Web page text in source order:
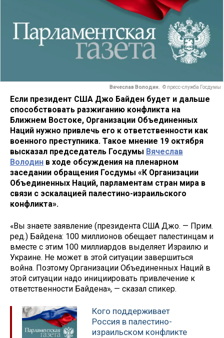
Вячеслав Володин. © пресс-служба Госдумы
Если президент США Джо Байден будет и дальше
способствовать разжиганию конфликта на
Ближнем Востоке, Организации Объединенных
Наций нужно привлечь его к ответственности как
военного преступника. Такое мнение 19 октября
высказал председатель Госдумы Вячеслав
Володин в ходе обсуждения на пленарном
заседании обращения Госдумы «К Организации
Объединенных Наций, парламентам стран мира в
связи с эскалацией палестино-израильского
конфликта».
«Вы знаете заявление (президента США Джо. — Прим.
ред.) Байдена: 100 миллионов обещает палестинцам и
вместе с этим 100 миллиардов выделяет Израилю и
Украине. Не может в этой ситуации завершиться
война. Поэтому Организации Объединенных Наций в
этой ситуации надо инициировать привлечение к
ответственности Байдена», — сказал спикер.
Кого поддерживает
Россия в палестино-
израильском конфликте